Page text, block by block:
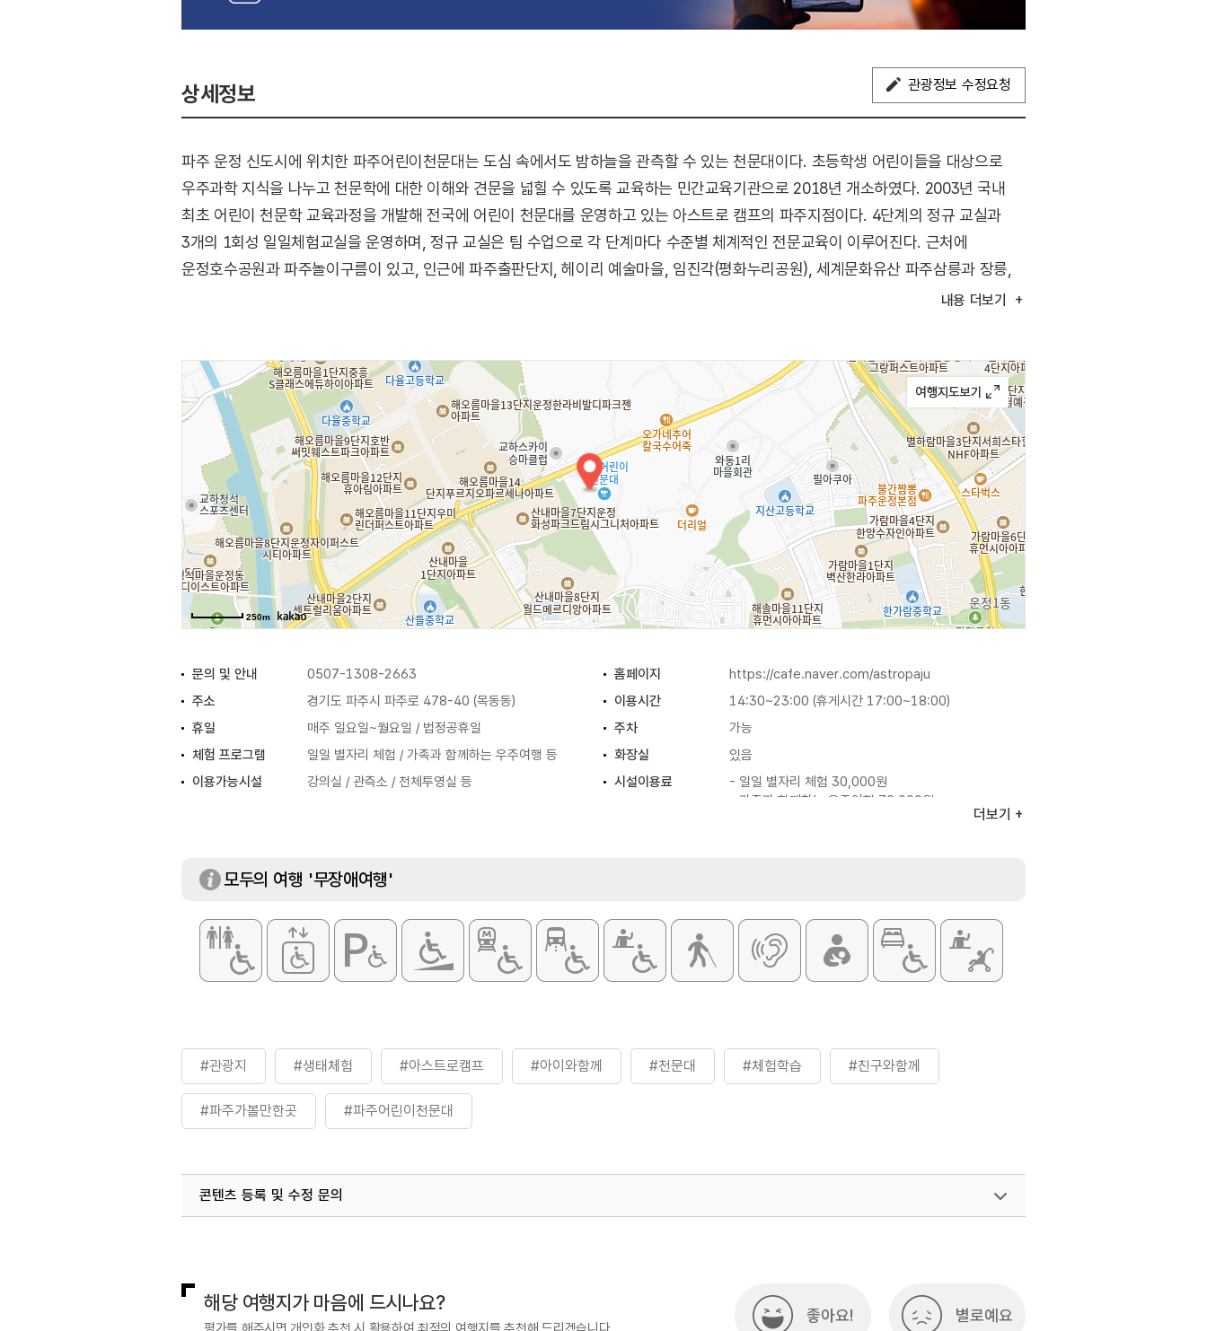
상세정보 관광정보 수정요청
파주 운정 신도시에 위치한 파주어린이천문대는 도심 속에서도 밤하늘을 관측할 수 있는 천문대이다. 초등학생 어린이들을 대상으로
우주과학 지식을 나누고 천문학에 대한 이해와 견문을 넓힐 수 있도록 교육하는 민간교육기관으로 2018년 개소하였다. 2003년 국내
최초 어린이 천문학 교육과정을 개발해 전국에 어린이 천문대를 운영하고 있는 아스트로 캠프의 파주지점이다. 4단계의 정규 교실과
3개의 1회성 일일체험교실을 운영하며, 정규 교실은 팀 수업으로 각 단계마다 수준별 체계적인 전문교육이 이루어진다. 근처에
운정호수공원과 파주놀이구름이 있고, 인근에 파주출판단지, 헤이리 예술마을, 임진각(평화누리공원), 세계문화유산 파주삼릉과 장릉,
내용 더보기
250m
문의 및 안내 0507-1308-2663 홈페이지
https://cafe.naver.com/astropaju
주소
경기도 파주시 파주로 478-40 (목동동) 이용시간
14:30~23:00 (휴게시간 17:00~18:00)
휴일
매주 일요일~월요일 / 법정공휴일 주차
가능
체험 프로그램
일일 별자리 체험 / 가족과 함께하는 우주여행 등 화장실
있음
이용가능시설
강의실 / 관측소 / 천체투영실 등 시설이용료
- 일일 별자리 체험 30,000원
- 가족과 함께하는 우주여행 70,000원
※ 자세한 사항은 홈페이지 참조 및 전화 문의 요망더보기
모두의 여행 '무장애여행'
#관광지 #생태체험 #아스트로캠프 #아이와함께 #천문대 #체험학습 #친구와함께
#파주가볼만한곳 #파주어린이천문대
콘텐츠 등록 및 수정 문의
해당 여행지가 마음에 드시나요?
좋아요! 별로예요